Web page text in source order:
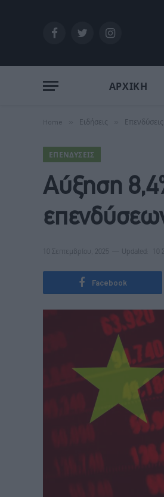
FacebookTwitterInstagram
ΑΡΧΙΚΗ
Home Ειδήσεις Επενδύσεις
ΕΠΕΝΔΎΣΕΙΣ
Αύξηση
10 Σεπτεμβρίου, 2025 Updated: 10
Facebook